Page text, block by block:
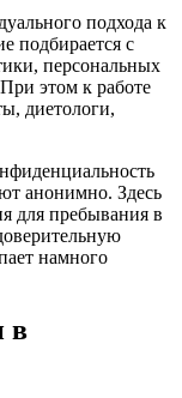
подхода к
подбирается с
персональных
этом к работе
диетологи,
анонимно. Здесь
для пребывания в
намного
в